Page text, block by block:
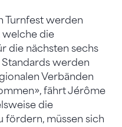
Turnfest werden
welche die
die nächsten sechs
werden
Verbänden
fährt Jérôme
die
fördern, müssen sich